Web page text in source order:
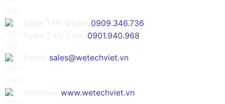
0909.346.736
0901.940.968
sales@wetechviet.vn
www.wetechviet.vn